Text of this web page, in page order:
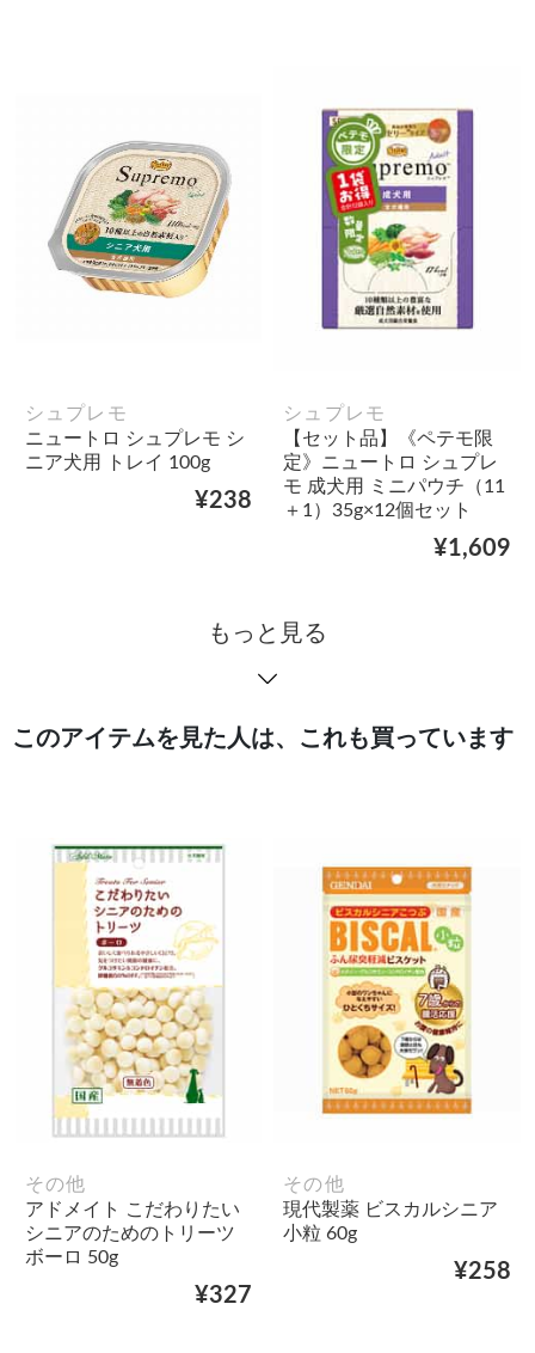
シュプレモ
ニュートロ シュプレモ シ
ニア犬用 トレイ 100g
¥238
シュプレモ
【セット品】《ペテモ限
定》ニュートロ シュプレ
モ 成犬用 ミニパウチ（11
＋1）35g×12個セット
¥1,609
もっと見る
このアイテムを見た人は、これも買っています
その他
アドメイト こだわりたい
シニアのためのトリーツ
ボーロ 50g
¥327
その他
現代製薬 ビスカルシニア
小粒 60g
¥258